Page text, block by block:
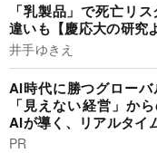
「乳製品」で死亡リ
違いも【慶応大の研究
井手ゆきえ
AI時代に勝つグロー
「見えない経営」か
AIが導く、リアルタイ
PR